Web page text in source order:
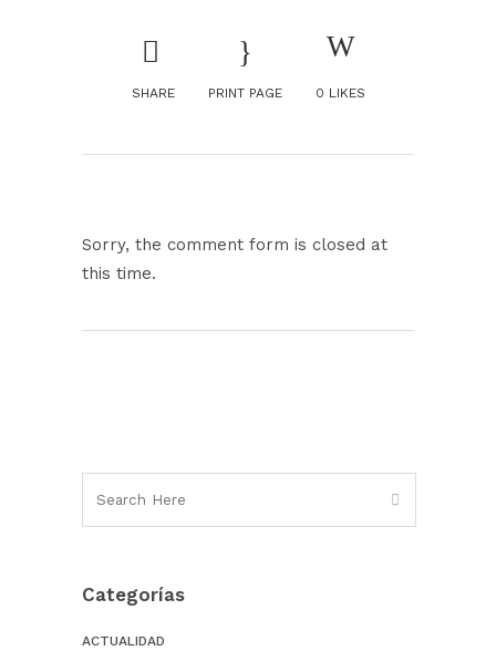
SHARE PRINT PAGE 0 LIKES
Sorry, the comment form is closed at
this time.
Categorías
ACTUALIDAD